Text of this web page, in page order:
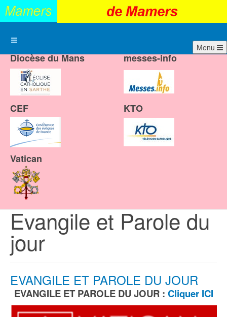
Menu
Diocèse du Mans messes-info
CEF KTO
Vatican
Evangile et Parole du
jour
EVANGILE ET PAROLE DU JOUR
EVANGILE ET PAROLE DU JOUR : Cliquer ICI